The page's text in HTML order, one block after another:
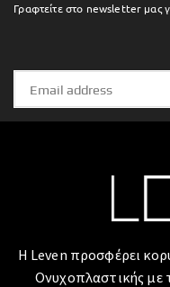
Γραφτείτε στο newsletter μας
Η Leven προσφέρει
Ονυχοπλαστικής με